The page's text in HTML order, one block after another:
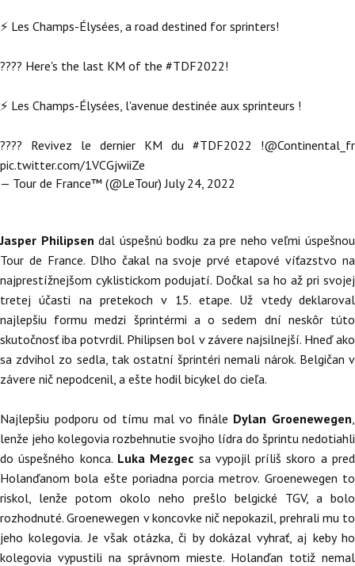
⚡ Les Champs-Élysées, a road destined for sprinters!
???? Here's the last KM of the #TDF2022!
⚡ Les Champs-Élysées, l'avenue destinée aux sprinteurs !
???? Revivez le dernier KM du #TDF2022 !@Continental_fr
pic.twitter.com/1VCGjwiiZe
— Tour de France™ (@LeTour)July 24, 2022
Jasper Philipsen dal úspešnú bodku za pre neho veľmi úspešnou
Tour de France. Dlho čakal na svoje prvé etapové víťazstvo na
najprestížnejšom cyklistickom podujatí. Dočkal sa ho až pri svojej
tretej účasti na pretekoch v 15. etape. Už vtedy deklaroval
najlepšiu formu medzi šprintérmi a o sedem dní neskôr túto
skutočnosť iba potvrdil. Philipsen bol v závere najsilnejší. Hneď ako
sa zdvihol zo sedla, tak ostatní šprintéri nemali nárok. Belgičan v
závere nič nepodcenil, a ešte hodil bicykel do cieľa.
Najlepšiu podporu od tímu mal vo finále Dylan Groenewegen
lenže jeho kolegovia rozbehnutie svojho lídra do šprintu nedotiahli
do úspešného konca. Luka Mezgec sa vypojil príliš skoro a pred
Holanďanom bola ešte poriadna porcia metrov. Groenewegen to
riskol, lenže potom okolo neho prešlo belgické TGV, a bolo
rozhodnuté. Groenewegen v koncovke nič nepokazil, prehrali mu to
jeho kolegovia. Je však otázka, či by dokázal vyhrať, aj keby ho
kolegovia vypustili na správnom mieste. Holanďan totiž nemal